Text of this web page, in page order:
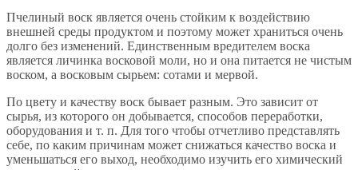
Пчелиный воск является очень стойким к воздействию
внешней среды продуктом и поэтому может храниться очень
долго без изменений. Единственным вредителем воска
является личинка восковой моли, но и она питается не чистым
воском, а восковым сырьем: сотами и мервой.
По цвету и качеству воск бывает разным. Это зависит от
сырья, из которого он добывается, способов переработки,
оборудования и т. п. Для того чтобы отчетливо представлять
себе, по каким причинам может снижаться качество воска и
уменьшаться его выход, необходимо изучить его химический